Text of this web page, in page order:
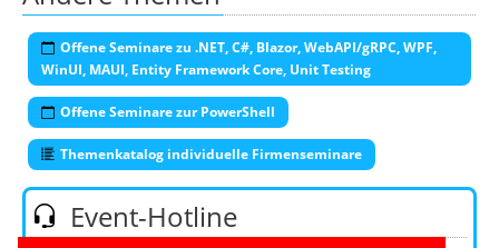
Offene Seminare zu .NET, C#, Blazor, WebAPI/gRPC, WPF,
WinUI, MAUI, Entity Framework Core, Unit Testing
Offene Seminare zur PowerShell
Themenkatalog individuelle Firmenseminare
Event-Hotline